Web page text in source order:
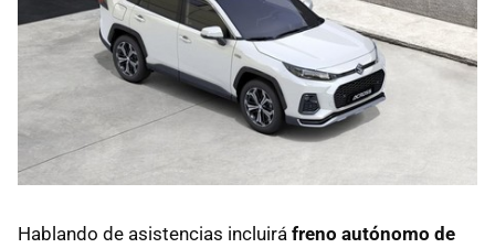
Hablando de asistencias incluirá freno autónomo de